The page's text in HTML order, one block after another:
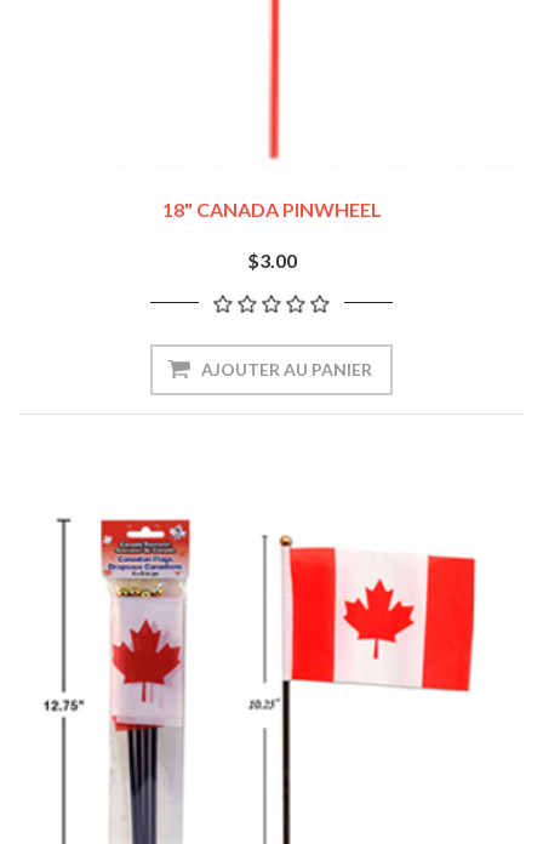
18" CANADA PINWHEEL
$3.00